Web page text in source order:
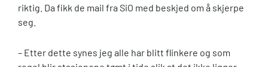
riktig. Da fikk de mail fra SiO med beskjed om å skjerpe
seg.
– Etter dette synes jeg alle har blitt flinkere og som